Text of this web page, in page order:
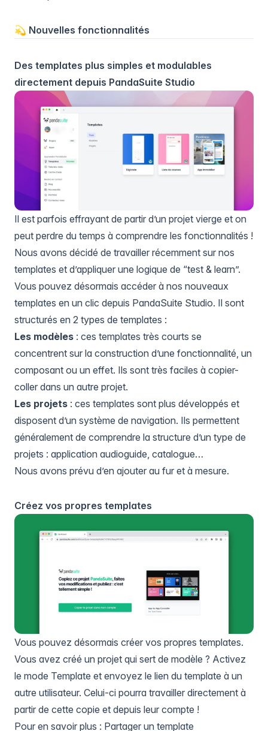
💫 Nouvelles fonctionnalités
Des templates plus simples et modulables
directement depuis PandaSuite Studio
Il est parfois effrayant de partir d’un projet vierge et on
peut perdre du temps à comprendre les fonctionnalités !
Nous avons décidé de travailler récemment sur nos
templates et d’appliquer une logique de “test & learn”.
Vous pouvez désormais accéder à nos nouveaux
templates en un clic depuis PandaSuite Studio. Il sont
structurés en 2 types de templates :
Les modèles : ces templates très courts se
concentrent sur la construction d’une fonctionnalité, un
composant ou un effet. Ils sont très faciles à copier-
coller dans un autre projet.
Les projets : ces templates sont plus développés et
disposent d’un système de navigation. Ils permettent
généralement de comprendre la structure d’un type de
projets : application audioguide, catalogue…
Nous avons prévu d’en ajouter au fur et à mesure.
Créez vos propres templates
Vous pouvez désormais créer vos propres templates.
Vous avez créé un projet qui sert de modèle ? Activez
le mode Template et envoyez le lien du template à un
autre utilisateur. Celui-ci pourra travailler directement à
partir de cette copie et depuis leur compte !
Pour en savoir plus : Partager un template